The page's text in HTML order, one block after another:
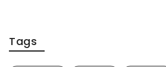
Tags